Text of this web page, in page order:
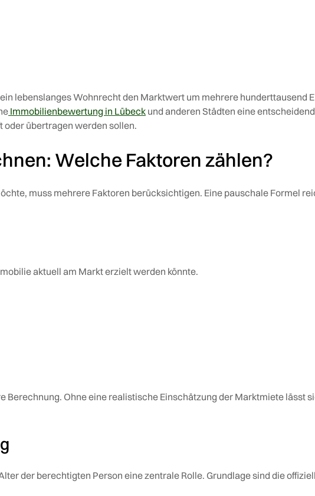
lebenslanges Wohnrecht den Marktwert um mehrere hunderttausend
Immobilienbewertung in Lübeck und anderen Städten eine
oder übertragen werden sollen.
Welche Faktoren zählen?
muss mehrere Faktoren berücksichtigen. Eine pauschale Formel
aktuell am Markt erzielt werden könnte.
Berechnung. Ohne eine realistische Einschätzung der Marktmiete lässt
der berechtigten Person eine zentrale Rolle. Grundlage sind die